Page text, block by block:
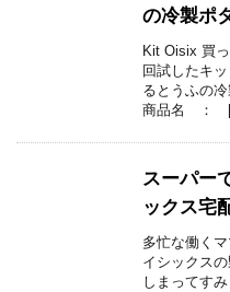
の冷製ポ
Kit Oisix 買
回試したキ
るとうふの
商品名 ： [
スーパー
ックス宅
多忙な働く
イシックス
しまってす